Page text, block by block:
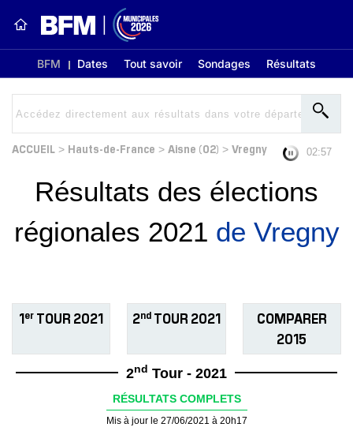
BFM Dates Tout savoir Sondages Résultats
ACCUEIL > Hauts-de-France > Aisne (02) > Vregny 02:56
Résultats des élections
régionales 2021 de Vregny
1er TOUR 2021 2ndTOUR 2021
COMPARER
2015
2nd Tour - 2021
RÉSULTATS COMPLETS
Mis à jour le 27/06/2021 à 20h17